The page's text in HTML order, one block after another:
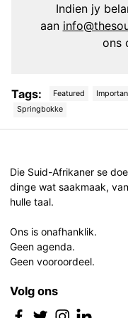
Indien jy
aan
ons
Tags: Featured
Springbokke
Die Suid-Afrikaner se
dinge wat saakmaak,
hulle taal.
Ons is onafhanklik.
Geen agenda.
Geen vooroordeel.
Volg ons